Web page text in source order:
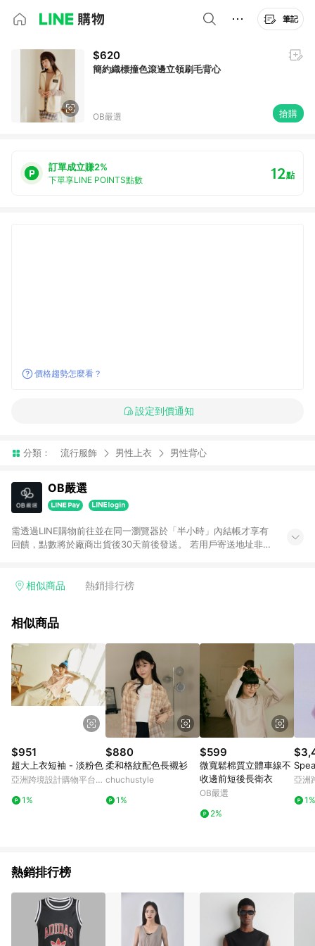
筆記
$620
簡約織標撞色滾邊立領刷毛背心
OB嚴選 搶購
訂單成立賺2%
下單享LINE POINTS點數 12點
價格趨勢怎麼看？
設定到價通知
分類： 流行服飾 男性上衣 男性背心
OB嚴選
需透過LINE購物前往並在同一瀏覽器於「半小時」內結帳才享有
回饋，點數將於廠商出貨後30天前後發送。 若用戶寄送地址非台
相似商品 熱銷排行榜
相似商品
$951
超大上衣短袖 - 淡粉色
亞洲跨境設計購物平台
1%
$880
柔和格紋配色長襯衫
chuchustyle
1%
$599
微寬鬆棉質立體車線不
收邊前短後長衛衣
OB嚴選
2%
亞洲
1%
熱銷排行榜